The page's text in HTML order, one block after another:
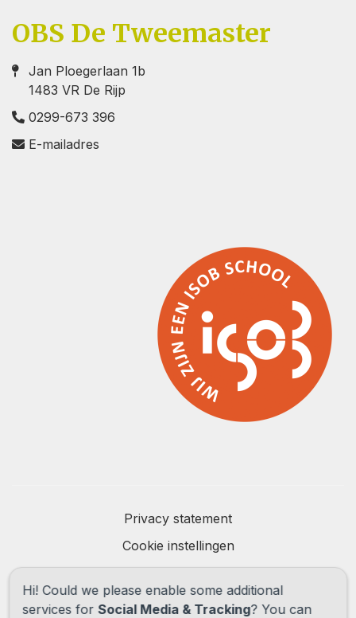
OBS De Tweemaster
Jan Ploegerlaan 1b
1483 VR De Rijp
0299-673 396
E-mailadres
Privacy statement
Cookie instellingen
Hi! Could we please enable some additional
services forSocial Media & Tracking? You can